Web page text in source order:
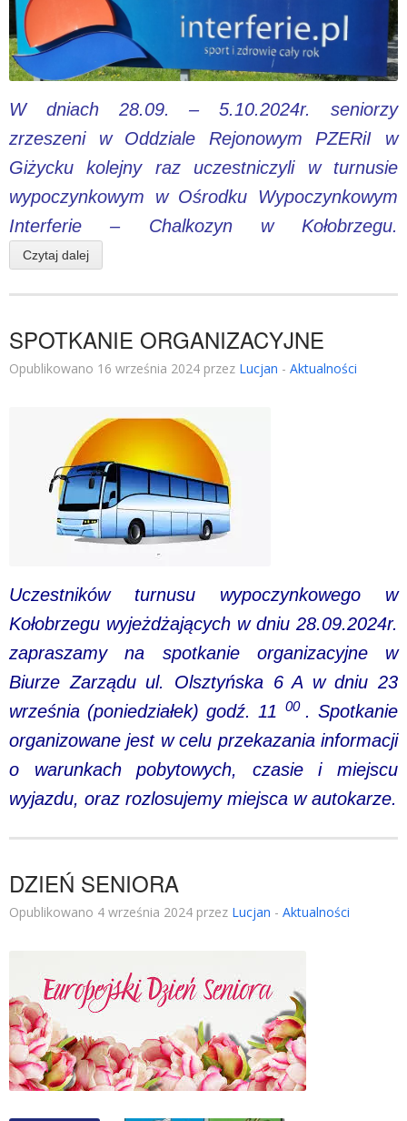
W dniach 28.09. – 5.10.2024r. seniorzy
zrzeszeni w Oddziale Rejonowym PZERiI w
Giżycku kolejny raz uczestniczyli w turnusie
wypoczynkowym w Ośrodku Wypoczynkowym
Interferie – Chalkozyn w Kołobrzegu.
Czytaj dalej
SPOTKANIE ORGANIZACYJNE
Opublikowano 16 września 2024 przez Lucjan - Aktualności
Uczestników turnusu wypoczynkowego w
Kołobrzegu wyjeżdżających w dniu 28.09.2024r.
zapraszamy na spotkanie organizacyjne w
Biurze Zarządu ul. Olsztyńska 6 A w dniu 23
września (poniedziałek) godź. 11 00 . Spotkanie
organizowane jest w celu przekazania informacji
o warunkach pobytowych, czasie i miejscu
wyjazdu, oraz rozlosujemy miejsca w autokarze.
DZIEŃ SENIORA
Opublikowano 4 września 2024 przez Lucjan - Aktualności